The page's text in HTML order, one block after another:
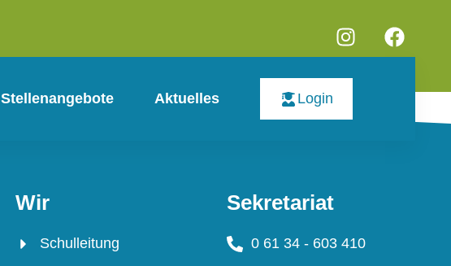
Stellenangebote Aktuelles Login
Wir
Schulleitung
Sekretariat
0 61 34 - 603 410